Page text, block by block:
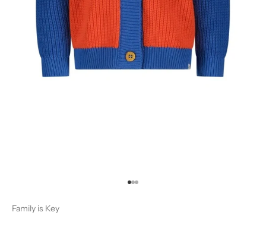
Naar artikel 1
Naar artikel 2
Naar artikel 3
Family is Key